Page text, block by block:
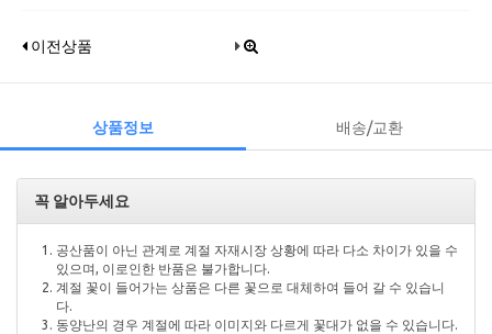
이전상품
상품정보 배송/교환
꼭 알아두세요
공산품이 아닌 관계로 계절 자재시장 상황에 따라 다소 차이가 있을 수
있으며, 이로인한 반품은 불가합니다.
계절 꽃이 들어가는 상품은 다른 꽃으로 대체하여 들어 갈 수 있습니
다.
동양난의 경우 계절에 따라 이미지와 다르게 꽃대가 없을 수 있습니다.